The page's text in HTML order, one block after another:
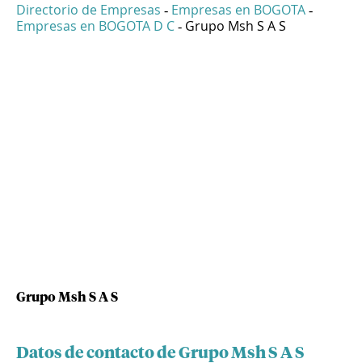
Directorio de Empresas - Empresas en BOGOTA -
Empresas en BOGOTA D C - Grupo Msh S A S
Grupo Msh S A S
Datos de contacto de Grupo Msh S A S